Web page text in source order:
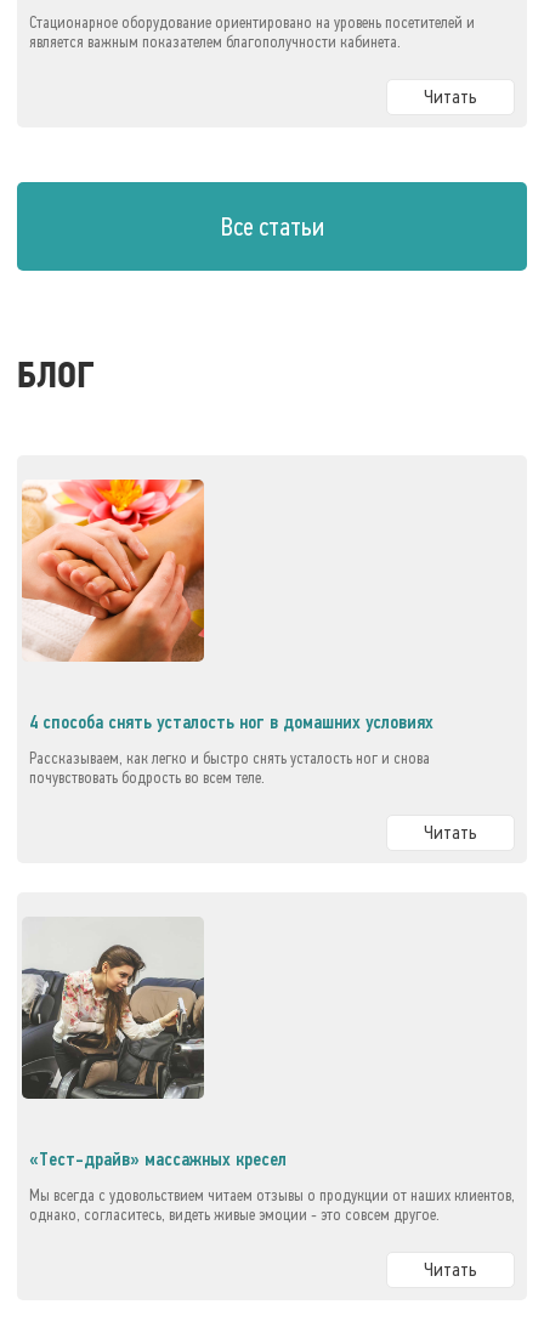
Стационарное оборудование ориентировано на уровень посетителей и
является важным показателем благополучности кабинета.
Читать
Все статьи
БЛОГ
4 способа снять усталость ног в домашних условиях
Рассказываем, как легко и быстро снять усталость ног и снова
почувствовать бодрость во всем теле.
Читать
«Тест-драйв» массажных кресел
Мы всегда с удовольствием читаем отзывы о продукции от наших клиентов,
однако, согласитесь, видеть живые эмоции - это совсем другое.
Читать